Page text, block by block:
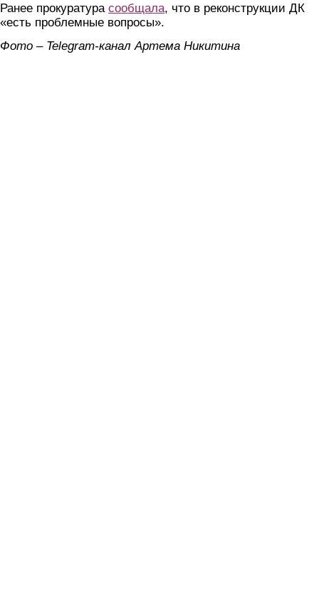
Ранее прокуратура сообщала, что в реконструкции ДК
«есть проблемные вопросы».
Фото – Telegram-канал Артема Никитина